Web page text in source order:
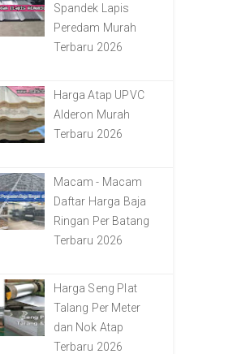
Spandek Lapis
Peredam Murah
Terbaru 2026
Harga Atap UPVC
Alderon Murah
Terbaru 2026
Macam - Macam
Daftar Harga Baja
Ringan Per Batang
Terbaru 2026
Harga Seng Plat
Talang Per Meter
dan Nok Atap
Terbaru 2026